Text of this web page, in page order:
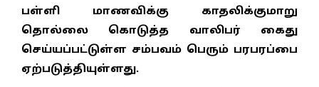
பள்ளி மாணவிக்கு காதலிக்குமாறு
தொல்லை கொடுத்த வாலிபர் கைது
செய்யப்பட்டுள்ள சம்பவம் பெரும் பரபரப்பை
ஏற்படுத்தியுள்ளது.